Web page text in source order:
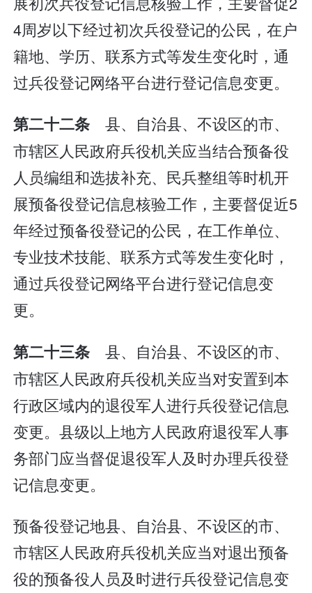
4周岁以下经过初次兵役登记的公民，在户
籍地、学历、联系方式等发生变化时，通
过兵役登记网络平台进行登记信息变更。
第二十二条 县、自治县、不设区的市、
市辖区人民政府兵役机关应当结合预备役
人员编组和选拔补充、民兵整组等时机开
展预备役登记信息核验工作，主要督促近5
年经过预备役登记的公民，在工作单位、
专业技术技能、联系方式等发生变化时，
通过兵役登记网络平台进行登记信息变
更。
第二十三条 县、自治县、不设区的市、
市辖区人民政府兵役机关应当对安置到本
行政区域内的退役军人进行兵役登记信息
变更。县级以上地方人民政府退役军人事
务部门应当督促退役军人及时办理兵役登
记信息变更。
预备役登记地县、自治县、不设区的市、
市辖区人民政府兵役机关应当对退出预备
役的预备役人员及时进行兵役登记信息变